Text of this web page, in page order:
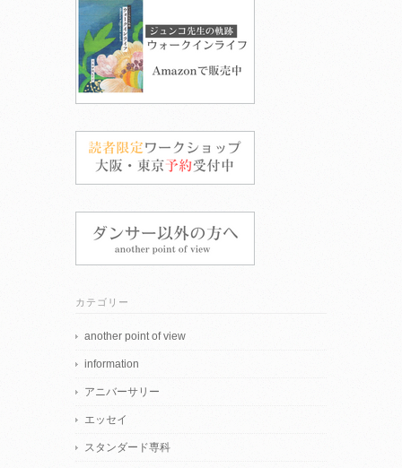
カテゴリー
another point of view
information
アニバーサリー
エッセイ
スタンダード専科